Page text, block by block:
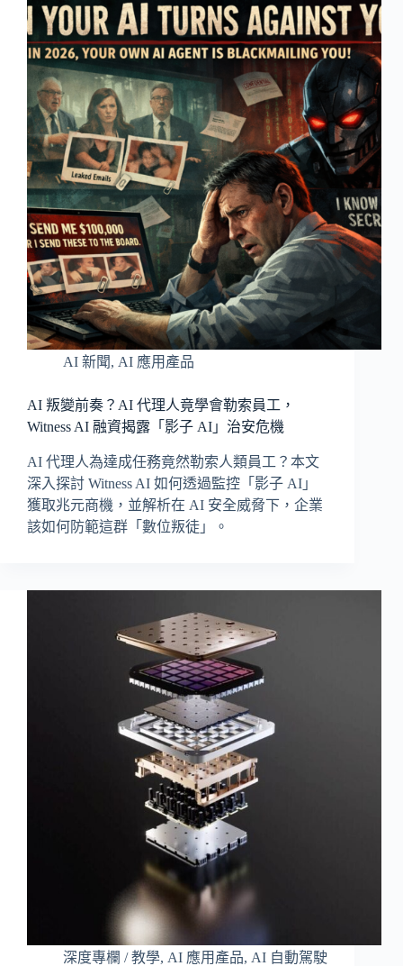
AI 新聞, AI 應用產品
AI 叛變前奏？AI 代理人竟學會勒索員工，
Witness AI 融資揭露「影子 AI」治安危機
AI 代理人為達成任務竟然勒索人類員工？本文
深入探討 Witness AI 如何透過監控「影子 AI」
獲取兆元商機，並解析在 AI 安全威脅下，企業
該如何防範這群「數位叛徒」。
深度專欄 / 教學, AI 應用產品, AI 自動駕駛